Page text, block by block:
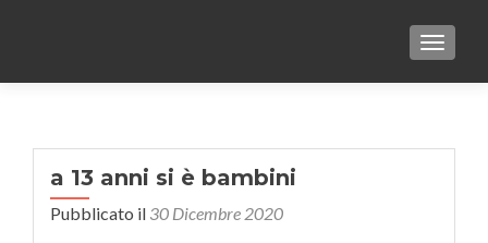
a 13 anni si è bambini
Pubblicato il 30 Dicembre 2020